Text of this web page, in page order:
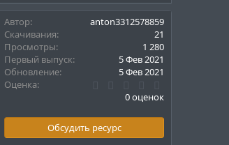
Автор
anton3312578859
Скачивания
21
Просмотры
1 280
Первый выпуск
5 Фев 2021
Обновление
5 Фев 2021
Оценка
0
0
в
0 оценок
Обсудить ресурс